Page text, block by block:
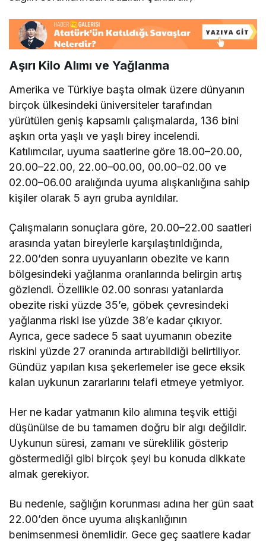
Aşırı Kilo Alımı ve Yağlanma
Amerika ve Türkiye başta olmak üzere dünyanın
birçok ülkesindeki üniversiteler tarafından
yürütülen geniş kapsamlı çalışmalarda, 136 bini
aşkın orta yaşlı ve yaşlı birey incelendi.
Katılımcılar, uyuma saatlerine göre 18.00–20.00,
20.00–22.00, 22.00–00.00, 00.00–02.00 ve
02.00–06.00 aralığında uyuma alışkanlığına sahip
kişiler olarak 5 ayrı gruba ayrıldılar.
Çalışmaların sonuçlara göre, 20.00–22.00 saatleri
arasında yatan bireylerle karşılaştırıldığında,
22.00’den sonra uyuyanların obezite ve karın
bölgesindeki yağlanma oranlarında belirgin artış
gözlendi. Özellikle 02.00 sonrası yatanlarda
obezite riski yüzde 35’e, göbek çevresindeki
yağlanma riski ise yüzde 38’e kadar çıkıyor.
Ayrıca, gece sadece 5 saat uyumanın obezite
riskini yüzde 27 oranında artırabildiği belirtiliyor.
Gündüz yapılan kısa şekerlemeler ise gece eksik
kalan uykunun zararlarını telafi etmeye yetmiyor.
Her ne kadar yatmanın kilo alımına teşvik ettiği
düşünülse de bu tamamen doğru bir algı değildir.
Uykunun süresi, zamanı ve süreklilik gösterip
göstermediği gibi birçok şeyi bu konuda dikkate
almak gerekiyor.
Bu nedenle, sağlığın korunması adına her gün saat
22.00’den önce uyuma alışkanlığının
benimsenmesi önemlidir. Gece geç saatlere kadar